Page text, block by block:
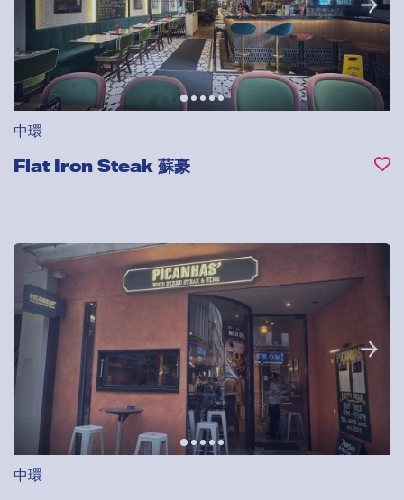
中環
Flat Iron Steak 蘇豪
中環